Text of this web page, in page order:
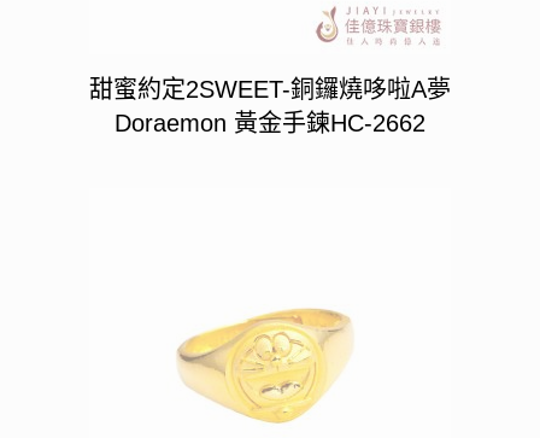
甜蜜約定2SWEET-銅鑼燒哆啦A夢
Doraemon 黃金手鍊HC-2662